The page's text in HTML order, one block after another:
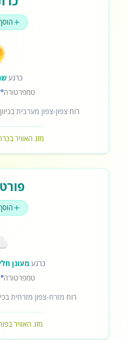
כרגע
טמפרטורה
רוחצפון-צפון מערבית
מזג האוויר
כרגעמעונן
טמפרטורה
רוח מזרח-צפון מזרחית
מזג האוויר